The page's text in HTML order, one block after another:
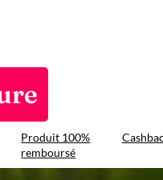
Produit 100%
remboursé